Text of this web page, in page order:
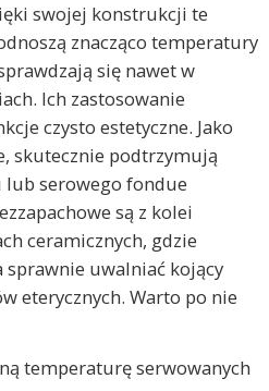
swojej konstrukcji te
znacząco temperatury
się nawet w
Ich zastosowanie
czysto estetyczne. Jako
skutecznie podtrzymują
lub serowego fondue
są z kolei
ceramicznych, gdzie
sprawnie uwalniać kojący
eterycznych. Warto po nie
temperaturę serwowanych